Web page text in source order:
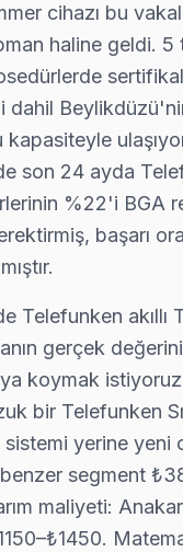
Telefunken
müdahale
yerinde teşhis ve
parça
sertifikalı
servis
ek arıza çıkması
sistemi
Telefunken TV
Telefunken
Telefunken ekran
Telefunken
tamiri: ₺300 –
board) tamiri:
cihazı bu
haline geldi. 5
dahil
kapasiteyle
son 24 ayda
%22'i BGA
başarı
Telefunken akıllı
gerçek değerini
koymak
bir Telefunken
yerine yeni
segment
maliyeti: